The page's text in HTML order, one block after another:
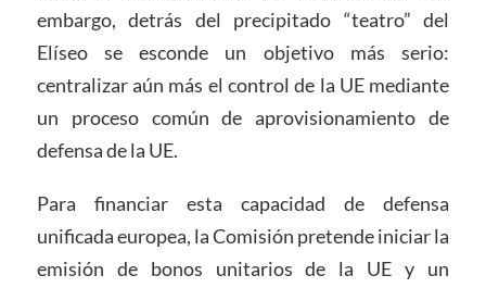
embargo, detrás del precipitado “teatro” del
Elíseo se esconde un objetivo más serio:
centralizar aún más el control de la UE mediante
un proceso común de aprovisionamiento de
defensa de la UE.
Para financiar esta capacidad de defensa
unificada europea, la Comisión pretende iniciar la
emisión de bonos unitarios de la UE y un